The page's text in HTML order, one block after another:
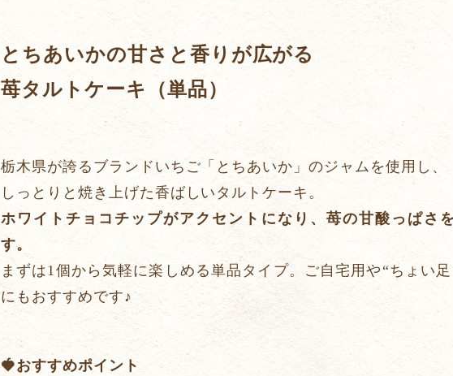
とちあいかの甘さと香りが広がる
苺タルトケーキ（単品）
栃木県が誇るブランドいちご「とちあいか」のジャムを使用し、
しっとりと焼き上げた香ばしいタルトケーキ。
ホワイトチョコチップがアクセントになり、苺の甘酸っぱさ
す。
まずは1個から気軽に楽しめる単品タイプ。ご自宅用や“ちょい
にもおすすめです♪
🍓おすすめポイント